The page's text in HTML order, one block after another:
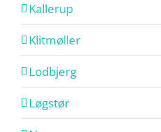
Kallerup
Klitmøller
Lodbjerg
Løgstør